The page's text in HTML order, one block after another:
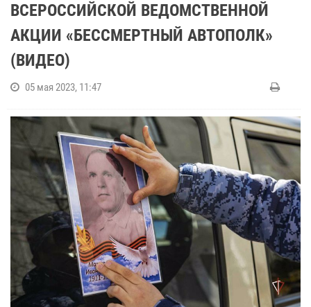
ВСЕРОССИЙСКОЙ ВЕДОМСТВЕННОЙ
АКЦИИ «БЕССМЕРТНЫЙ АВТОПОЛК»
(ВИДЕО)
05 мая 2023, 11:47